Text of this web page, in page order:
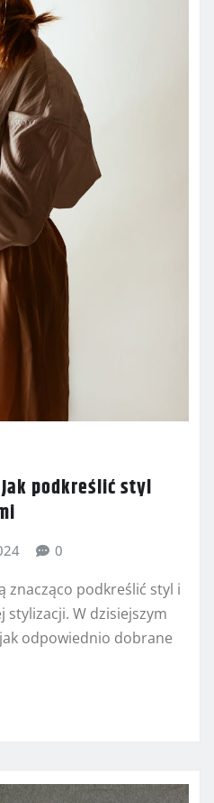
podkreślić styl
0
znacząco podkreślić styl i
stylizacji. W dzisiejszym
odpowiednio dobrane